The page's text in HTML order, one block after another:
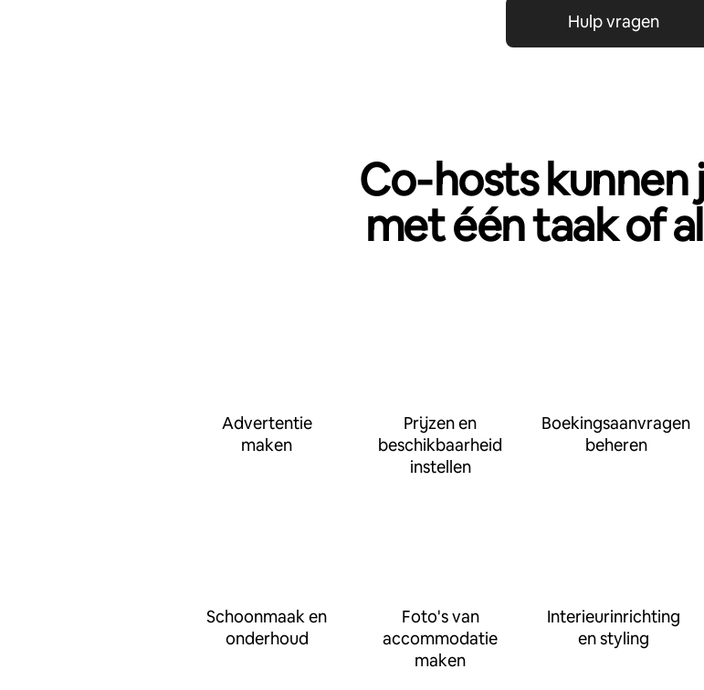
Hulp vragen
Co‑hosts kunnen
met één taak of
Advertentie
maken
Prijzen en
beschikbaarheid
instellen
Boekingsaanvragen
beheren
Schoonmaak en
onderhoud
Foto's van
accommodatie
maken
Interieurinrichting
en styling